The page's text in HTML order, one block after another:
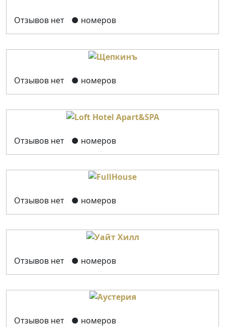
Отзывов нет ● номеров
Отзывов нет ● номеров
Отзывов нет ● номеров
Отзывов нет ● номеров
Отзывов нет ● номеров
Отзывов нет ● номеров